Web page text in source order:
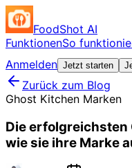
FoodShot AI
FunktionenSo
Anmelden Jetzt starten
Zurück zum Blog
Ghost Kitchen Marken
Die erfolgreichsten
wie sie ihre Marke